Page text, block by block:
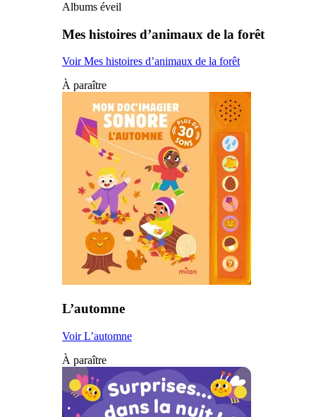
Albums éveil
Mes histoires d’animaux de la forêt
Voir Mes histoires d’animaux de la forêt
À paraître
L’automne
Voir L’automne
À paraître